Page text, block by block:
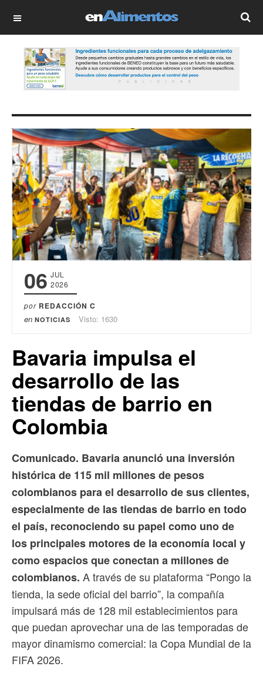
OFF CANVAS
06 JUL
2026
por REDACCIÓN C
en NOTICIAS Visto: 1630
Bavaria impulsa el
desarrollo de las
tiendas de barrio en
Colombia
Comunicado. Bavaria anunció una inversión
histórica de 115 mil millones de pesos
colombianos para el desarrollo de sus clientes,
especialmente de las tiendas de barrio en todo
el país, reconociendo su papel como uno de
los principales motores de la economía local y
como espacios que conectan a millones de
colombianos. A través de su plataforma “Pongo la
tienda, la sede oficial del barrio”, la compañía
impulsará más de 128 mil establecimientos para
que puedan aprovechar una de las temporadas de
mayor dinamismo comercial: la Copa Mundial de la
FIFA 2026.